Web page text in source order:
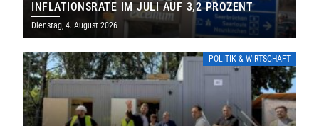
INFLATIONSRATE IM JULI AUF 3,2 PROZENT
Dienstag, 4. August 2026
POLITIK & WIRTSCHAFT